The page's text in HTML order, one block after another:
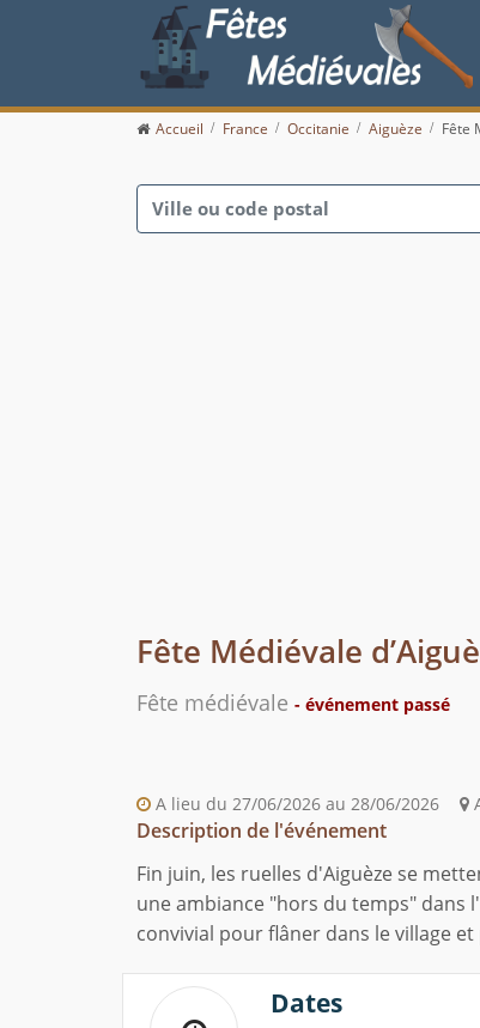
Accueil France Occitanie Aiguèze Fête
Fête Médiévale
Fête médiévale - événement passé
A lieu du 27/06/2026 au 28/06/2026
Description de l'événement
Fin juin, les ruelles d'Aiguèze se
une ambiance "hors du temps" dans
convivial pour flâner dans le village
Dates